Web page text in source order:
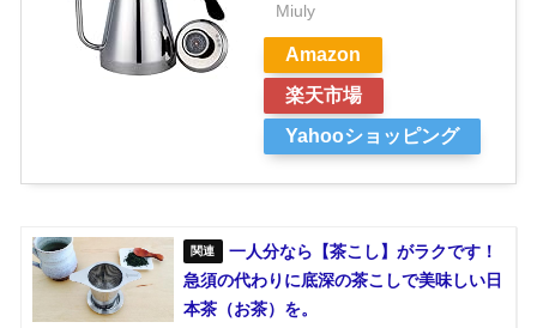
Miuly
Amazon
楽天市場
Yahooショッピング
一人分なら【茶こし】がラクです！
急須の代わりに底深の茶こしで美味しい日
本茶（お茶）を。